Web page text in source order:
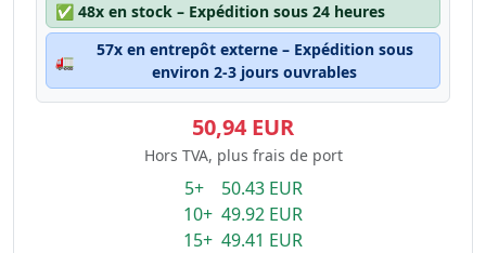
✅ 48x en stock – Expédition sous 24 heures
🚛
57x en entrepôt externe – Expédition sous
environ 2-3 jours ouvrables
50,94 EUR
Hors TVA, plus frais de port
5+ 50.43 EUR
10+ 49.92 EUR
15+ 49.41 EUR